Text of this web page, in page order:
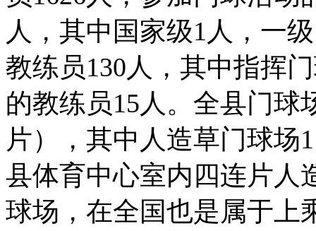
人，其中国家级1人，一级
教练员130人，其中指挥
的教练员15人。全县门球
片）
，其中人造草门球场
县体育中心室内四连片人
球场， 在全国也是属于上